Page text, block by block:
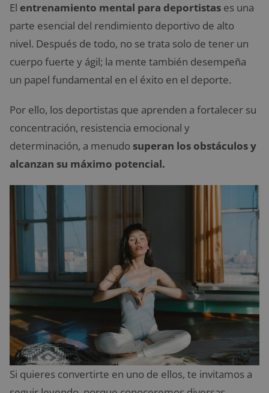
El entrenamiento mental para deportistas es una
parte esencial del rendimiento deportivo de alto
nivel. Después de todo, no se trata solo de tener un
cuerpo fuerte y ágil; la mente también desempeña
un papel fundamental en el éxito en el deporte.
Por ello, los deportistas que aprenden a fortalecer su
concentración, resistencia emocional y
determinación, a menudo superan los obstáculos y
alcanzan su máximo potencial.
Si quieres convertirte en uno de ellos, te invitamos a